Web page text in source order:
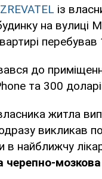
із
на вулиці
перебував
до
та 300
житла
викликав
найближчу
черепно-